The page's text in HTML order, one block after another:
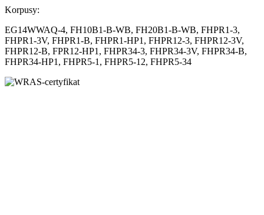
Korpusy:
EG14WWAQ-4, FH10B1-B-WB, FH20B1-B-WB, FHPR1-3,
FHPR1-3V, FHPR1-B, FHPR1-HP1, FHPR12-3, FHPR12-3V,
FHPR12-B, FPR12-HP1, FHPR34-3, FHPR34-3V, FHPR34-B,
FHPR34-HP1, FHPR5-1, FHPR5-12, FHPR5-34